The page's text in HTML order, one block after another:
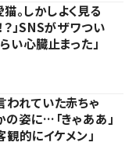
。しかしよく見る
？」SNSがザワつい
らい心臓止まった」
われていた赤ちゃ
の姿に…「きゃああ」
観的にイケメン」